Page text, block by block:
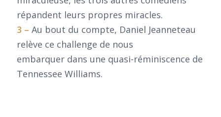
répandent leurs propres miracles.
3 – Au bout du compte, Daniel Jeanneteau
relève ce challenge de nous
embarquer dans une quasi-réminiscence de
Tennessee Williams.